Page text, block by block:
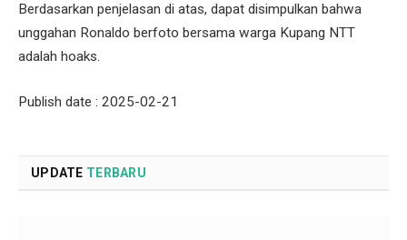
Berdasarkan penjelasan di atas, dapat disimpulkan bahwa
unggahan Ronaldo berfoto bersama warga Kupang NTT
adalah hoaks.
Publish date : 2025-02-21
UPDATE TERBARU